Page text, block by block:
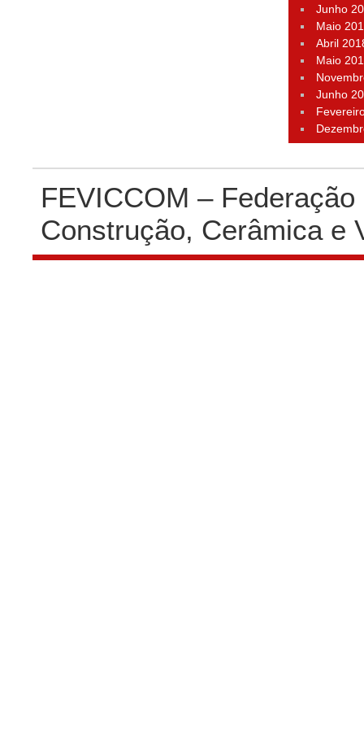
Junho
Maio
Abril
Maio
Junho
FEVICCOM –
Construção, Cerâmica e